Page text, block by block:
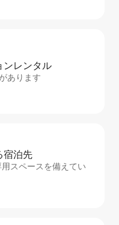
ンレ⁠ン⁠タ⁠ル
あります
宿⁠泊⁠先
スペースを備えてい